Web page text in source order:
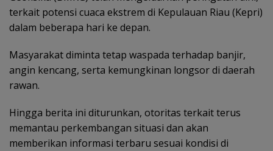
terkait potensi cuaca ekstrem di Kepulauan Riau (Kepri)
dalam beberapa hari ke depan.
Masyarakat diminta tetap waspada terhadap banjir,
angin kencang, serta kemungkinan longsor di daerah
rawan.
Hingga berita ini diturunkan, otoritas terkait terus
memantau perkembangan situasi dan akan
memberikan informasi terbaru sesuai kondisi di